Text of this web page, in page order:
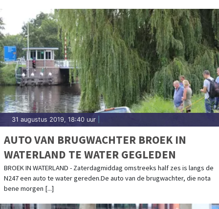
31 augustus 2019, 18:40 uur
AUTO VAN BRUGWACHTER BROEK IN
WATERLAND TE WATER GEGLEDEN
BROEK IN WATERLAND - Zaterdagmiddag omstreeks half zes is langs de
N247 een auto te water gereden.De auto van de brugwachter, die nota
bene morgen [...]